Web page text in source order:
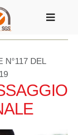
Toggle
N°117 DEL